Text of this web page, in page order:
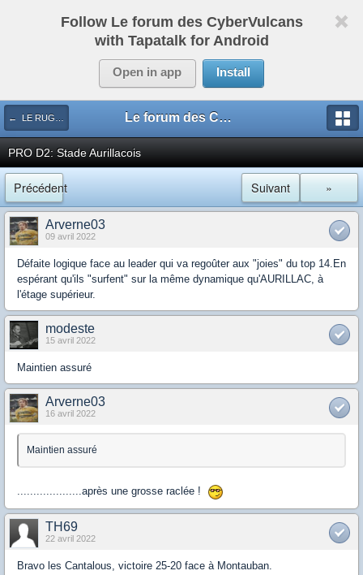
Follow Le forum des CyberVulcans
with Tapatalk for Android
Open in app Install
← LE RUGBY DE CHEZ NOUS Le forum des CyberVulcans
PRO D2: Stade Aurillacois
Précédent »
Suivant
Arverne03
09 avril 2022
Défaite logique face au leader qui va regoûter aux "joies" du top 14.En
espérant qu'ils "surfent" sur la même dynamique qu'AURILLAC, à
l'étage supérieur.
modeste
15 avril 2022
Maintien assuré
Arverne03
16 avril 2022
Maintien assuré
....................après une grosse raclée !
TH69
22 avril 2022
Bravo les Cantalous, victoire 25-20 face à Montauban.